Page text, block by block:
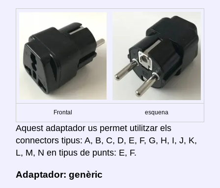
Frontal esquena
Aquest adaptador us permet utilitzar els
connectors tipus: A, B, C, D, E, F, G, H, I, J, K,
L, M, N en tipus de punts: E, F.
Adaptador: genèric